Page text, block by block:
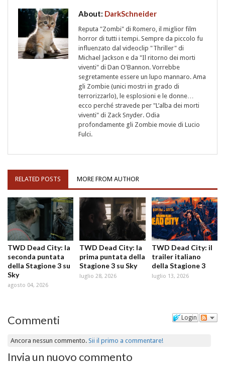
About: DarkSchneider
Reputa "Zombi" di Romero, il miglior film
horror di tutti i tempi. Sempre da piccolo fu
influenzato dal videoclip "Thriller" di
Michael Jackson e da "Il ritorno dei morti
viventi" di Dan O'Bannon. Vorrebbe
segretamente essere un lupo mannaro. Ama
gli Zombie (unici mostri in grado di
terrorizzarlo), le esplosioni e le donne…
ecco perché stravede per "L’alba dei morti
viventi" di Zack Snyder. Odia
profondamente gli Zombie movie di Lucio
Fulci.
RELATED POSTS MORE FROM AUTHOR
TWD Dead City: la
seconda puntata
della Stagione 3 su
Sky
agosto 04, 2026
TWD Dead City: la
prima puntata della
Stagione 3 su Sky
luglio 28, 2026
TWD Dead City: il
trailer italiano
della Stagione 3
luglio 13, 2026
Login
Commenti
Ancora nessun commento.Sii il primo a commentare!
Invia un nuovo commento